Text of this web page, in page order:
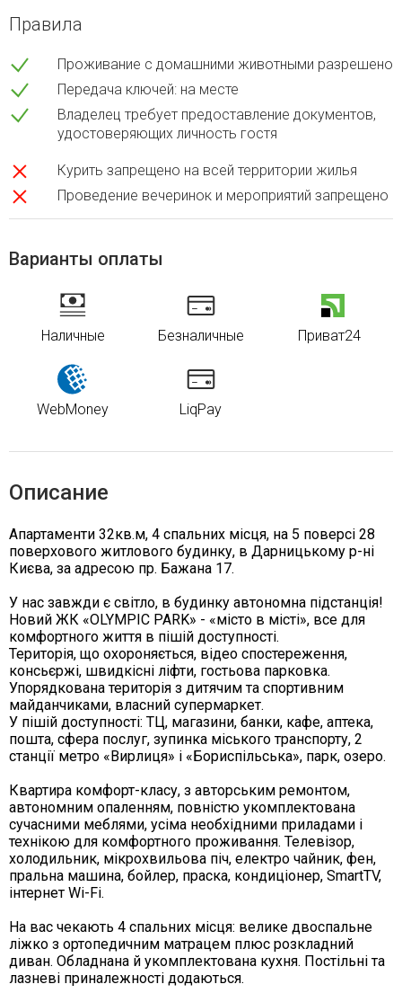
Правила
Проживание с домашними животными разрешено
Передача ключей: на месте
Владелец требует предоставление документов,
удостоверяющих личность гостя
Курить запрещено на всей территории жилья
Проведение вечеринок и мероприятий запрещено
Варианты оплаты
Наличные Безналичные Приват24
WebMoney LiqPay
Описание
Апартаменти 32кв.м, 4 спальних місця, на 5 поверсі 28
поверхового житлового будинку, в Дарницькому р-ні
Києва, за адресою пр. Бажана 17.
У нас завжди є світло, в будинку автономна підстанція!
Новий ЖК «OLYMPIC PARK» - «місто в місті», все для
комфортного життя в пішій доступності.
Територія, що охороняється, відео спостереження,
консьєржі, швидкісні ліфти, гостьова парковка.
Упорядкована територія з дитячим та спортивним
майданчиками, власний супермаркет.
У пішій доступності: ТЦ, магазини, банки, кафе, аптека,
пошта, сфера послуг, зупинка міського транспорту, 2
станції метро «Вирлиця» і «Бориспільська», парк, озеро.
Квартира комфорт-класу, з авторським ремонтом,
автономним опаленням, повністю укомплектована
сучасними меблями, усіма необхідними приладами і
технікою для комфортного проживання. Телевізор,
холодильник, мікрохвильова піч, електро чайник, фен,
пральна машина, бойлер, праска, кондиціонер, SmartTV,
інтернет Wi-Fi.
На вас чекають 4 спальних місця: велике двоспальне
ліжко з ортопедичним матрацем плюс розкладний
диван. Обладнана й укомплектована кухня. Постільні та
лазневі приналежності додаються.